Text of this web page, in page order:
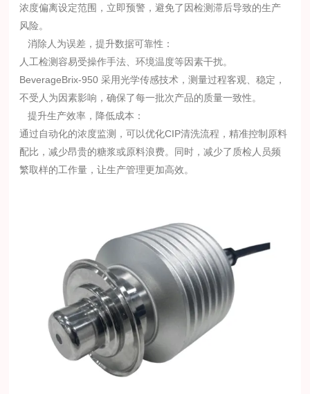
浓度偏离设定范围，立即预警，避免了因检测滞后导致的生产
风险。
消除人为误差，提升数据可靠性：
人工检测容易受操作手法、环境温度等因素干扰。
BeverageBrix-950 采用光学传感技术，测量过程客观、稳定，
不受人为因素影响，确保了每一批次产品的质量一致性。
提升生产效率，降低成本：
通过自动化的浓度监测，可以优化CIP清洗流程，精准控制原料
配比，减少昂贵的糖浆或原料浪费。同时，减少了质检人员频
繁取样的工作量，让生产管理更加高效。